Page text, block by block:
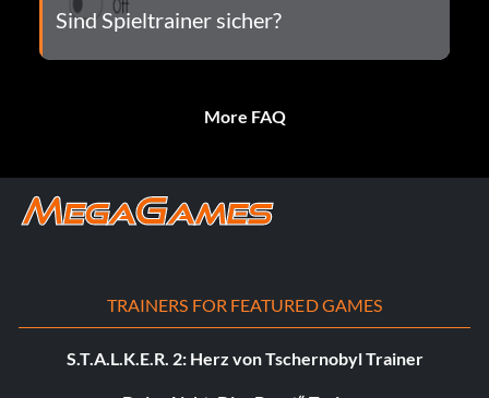
Sind Spieltrainer sicher?
More FAQ
TRAINERS FOR FEATURED GAMES
S.T.A.L.K.E.R. 2: Herz von Tschernobyl Trainer